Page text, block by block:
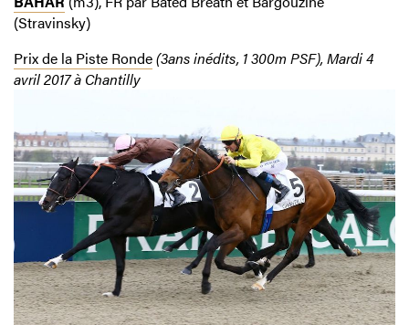
(Stravinsky)
Prix de la Piste Ronde(3ans inédits, 1 300m PSF), Mardi 4
avril 2017 à Chantilly